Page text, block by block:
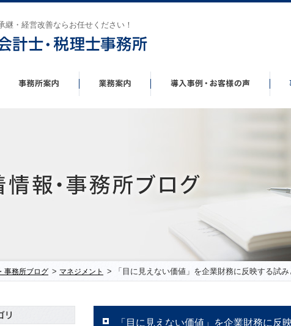
継・経営改善ならお任せください！
事務所ブログ > マネジメント > 「目に見えない価値」を企業財務に反映する試み
「目に見えない価値」を企業財務に反